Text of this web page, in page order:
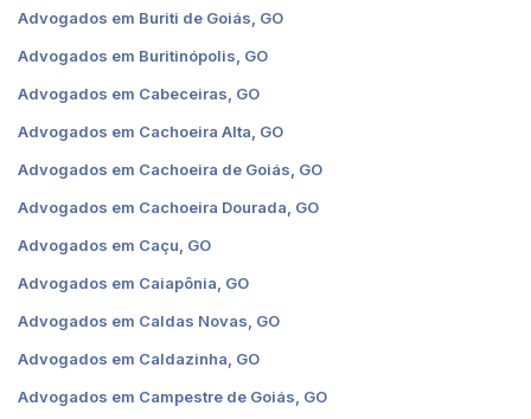
Advogados em Buriti de Goiás, GO
Advogados em Buritinópolis, GO
Advogados em Cabeceiras, GO
Advogados em Cachoeira Alta, GO
Advogados em Cachoeira de Goiás, GO
Advogados em Cachoeira Dourada, GO
Advogados em Caçu, GO
Advogados em Caiapônia, GO
Advogados em Caldas Novas, GO
Advogados em Caldazinha, GO
Advogados em Campestre de Goiás, GO